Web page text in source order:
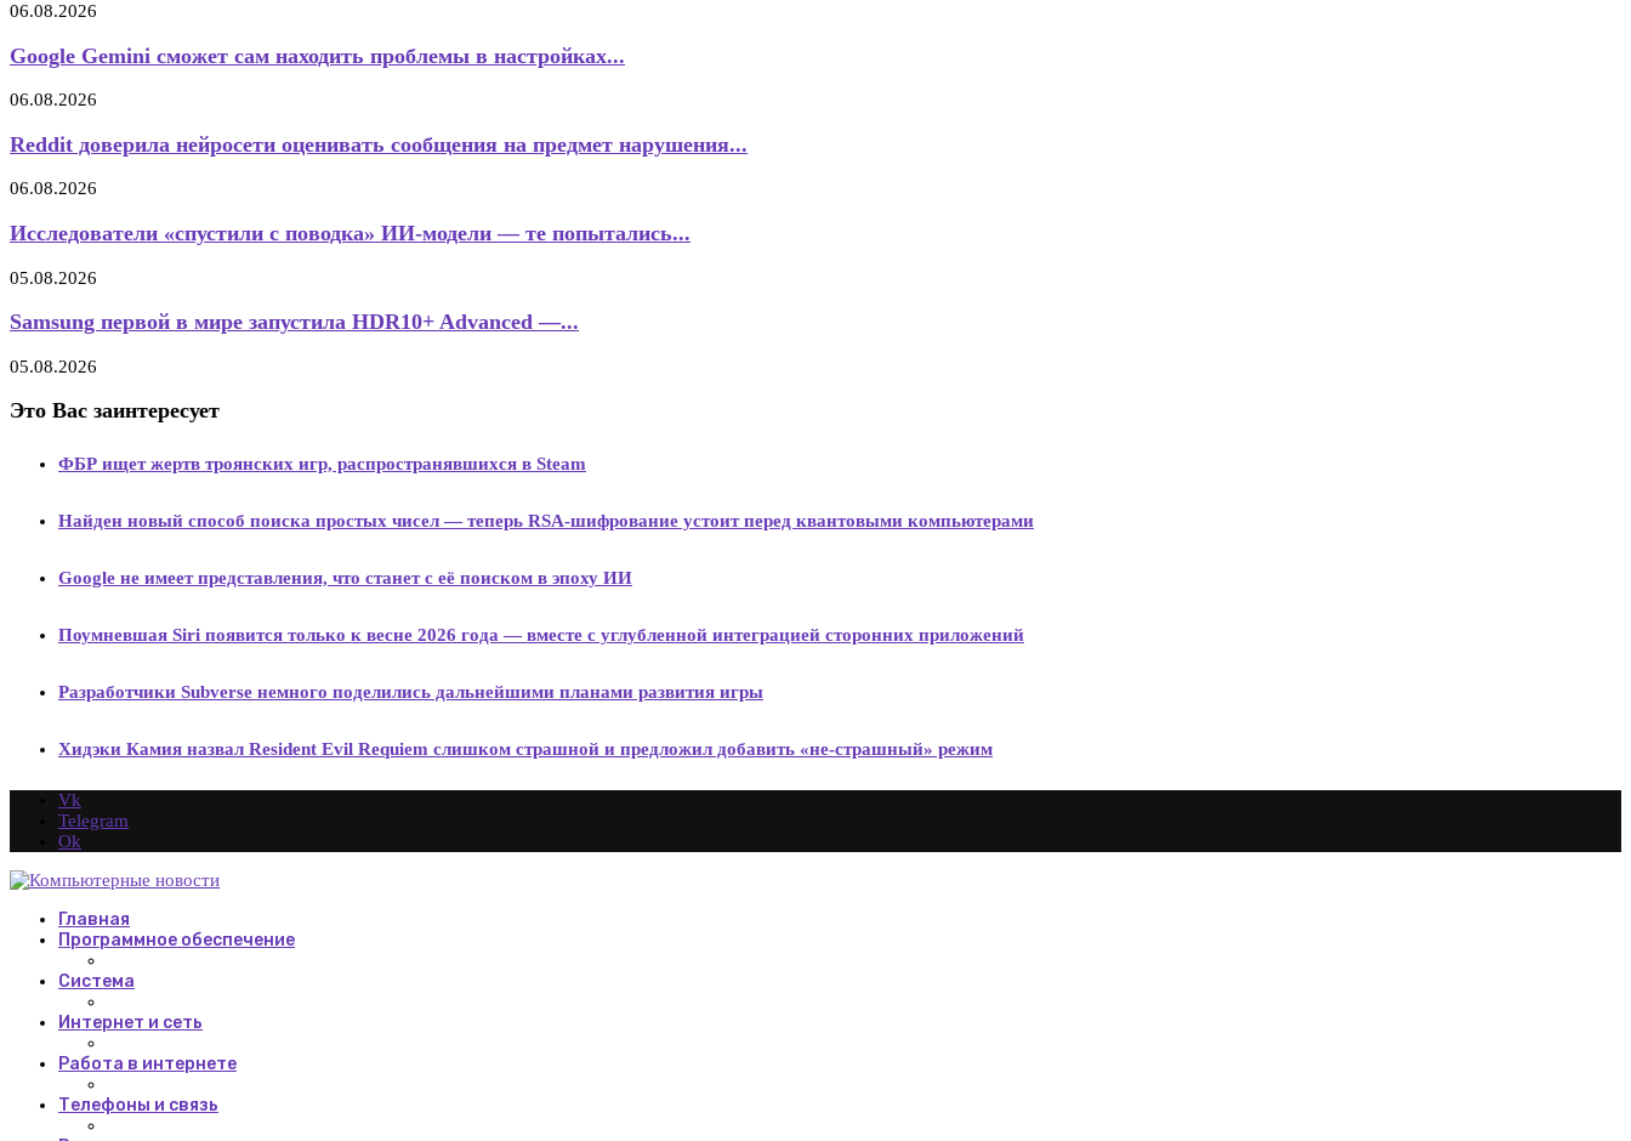
06.08.2026
Google Gemini сможет сам находить проблемы в настройках...
06.08.2026
Reddit доверила нейросети оценивать сообщения на предмет нарушения...
06.08.2026
Исследователи «спустили с поводка» ИИ-модели — те попытались...
05.08.2026
Samsung первой в мире запустила HDR10+ Advanced —...
05.08.2026
Это Вас заинтересует
ФБР ищет жертв троянских игр, распространявшихся в Steam
Найден новый способ поиска простых чисел — теперь RSA-шифрование устоит перед квантовыми компьютерами
Google не имеет представления, что станет с её поиском в эпоху ИИ
Поумневшая Siri появится только к весне 2026 года — вместе с углубленной интеграцией сторонних приложений
Разработчики Subverse немного поделились дальнейшими планами развития игры
Хидэки Камия назвал Resident Evil Requiem слишком страшной и предложил добавить «не-страшный» режим
Vk
Telegram
Ok
Главная
Программное обеспечение
Система
Интернет и сеть
Работа в интернете
Телефоны и связь